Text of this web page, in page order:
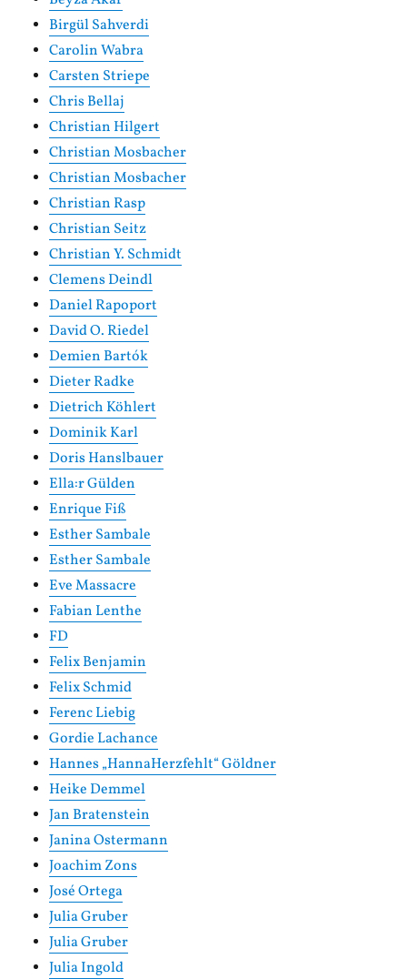
Birgül Sahverdi
Carolin Wabra
Carsten Striepe
Chris Bellaj
Christian Hilgert
Christian Mosbacher
Christian Mosbacher
Christian Rasp
Christian Seitz
Christian Y. Schmidt
Clemens Deindl
Daniel Rapoport
David O. Riedel
Demien Bartók
Dieter Radke
Dietrich Köhlert
Dominik Karl
Doris Hanslbauer
Ella:r Gülden
Enrique Fiß
Esther Sambale
Esther Sambale
Eve Massacre
Fabian Lenthe
FD
Felix Benjamin
Felix Schmid
Ferenc Liebig
Gordie Lachance
Hannes „HannaHerzfehlt“ Göldner
Heike Demmel
Jan Bratenstein
Janina Ostermann
Joachim Zons
José Ortega
Julia Gruber
Julia Gruber
Julia Ingold